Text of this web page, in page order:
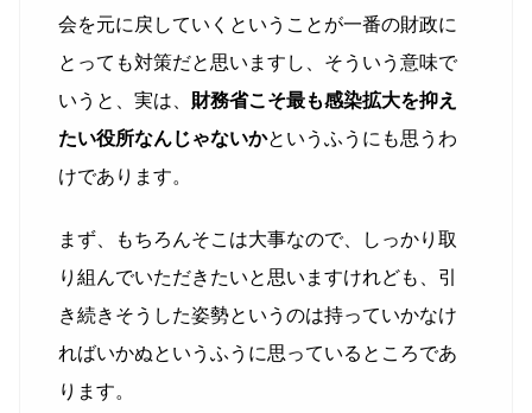
会を元に戻していくということが一番の財政に
とっても対策だと思いますし、そういう意味で
いうと、実は、 財務省こそ最も感染拡大を抑え
たい役所なんじゃないかというふうにも思うわ
けであります。
まず、もちろんそこは大事なので、しっかり取
り組んでいただきたいと思いますけれども、引
き続きそうした姿勢というのは持っていかなけ
ればいかぬというふうに思っているところであ
ります。